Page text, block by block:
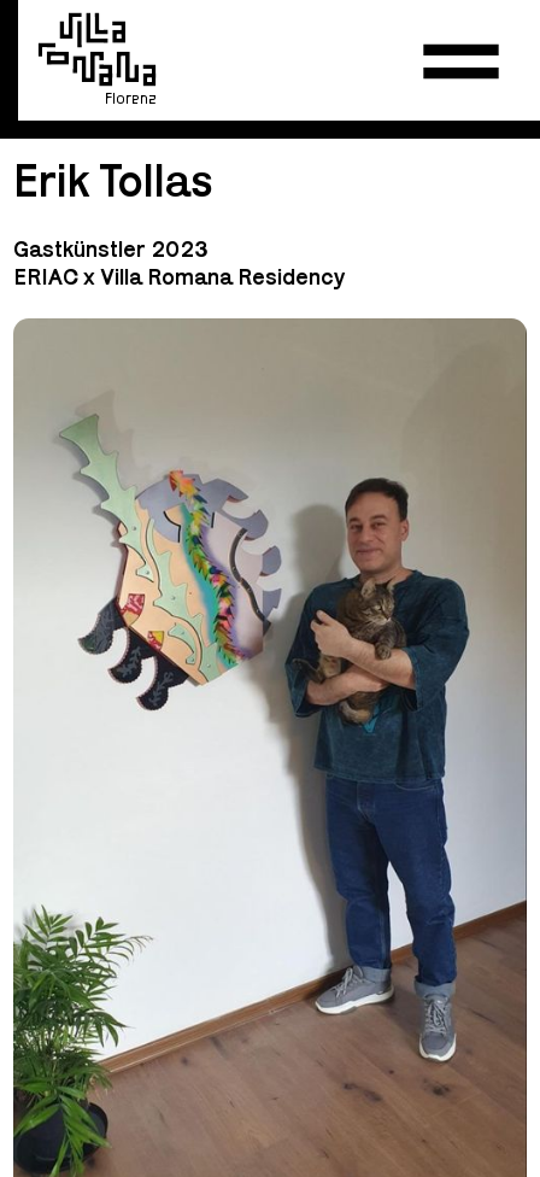
Florenz
Erik Tollas
Gastkünstler 2023
ERIAC x Villa Romana Residency